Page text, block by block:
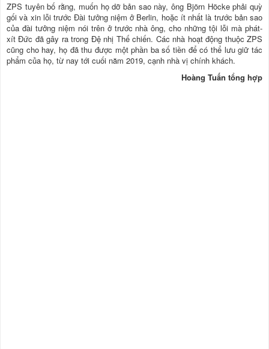
ZPS tuyên bố rằng, muốn họ dỡ bản sao này, ông Björn Höcke phải quỳ
gối và xin lỗi trước Đài tưởng niệm ở Berlin, hoặc ít nhất là trước bản sao
của đài tưởng niệm nói trên ở trước nhà ông, cho những tội lỗi mà phát-
xít Đức đã gây ra trong Đệ nhị Thế chiến. Các nhà hoạt động thuộc ZPS
cũng cho hay, họ đã thu được một phần ba số tiền để có thể lưu giữ tác
phẩm của họ, từ nay tới cuối năm 2019, cạnh nhà vị chính khách.
Hoàng Tuấn tổng hợp